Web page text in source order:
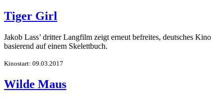
Tiger Girl
Jakob Lass’ dritter Langfilm zeigt erneut befreites, deutsches Kino
basierend auf einem Skelettbuch.
Kinostart: 09.03.2017
Wilde Maus